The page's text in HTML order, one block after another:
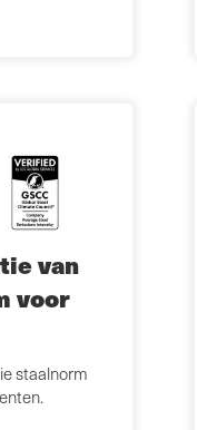
van
voor
staalnorm